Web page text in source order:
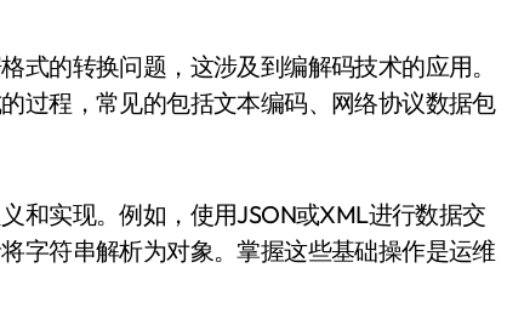
过程，常见的包括文本编码、网络协议数据包
和实现。例如，使用JSON或XML进行数据交
字符串解析为对象。掌握这些基础操作是运维